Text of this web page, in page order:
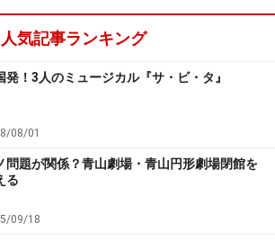
人気記事ランキング
発！3人のミュージカル『サ・ビ・タ』
08/01
問題が関係？青山劇場・青山円形劇場閉館を
る
09/18